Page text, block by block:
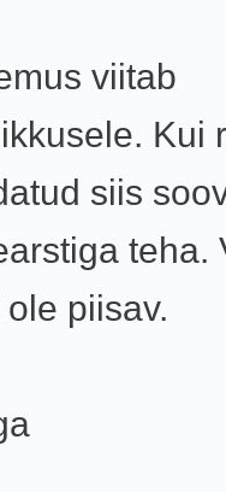
viitab
Kui
siis
teha.
piisav.